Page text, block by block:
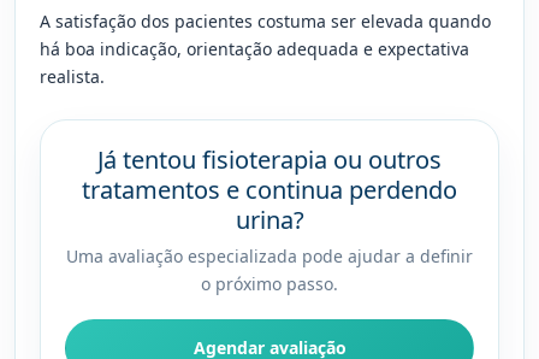
A satisfação dos pacientes costuma ser elevada quando
há boa indicação, orientação adequada e expectativa
realista.
Já tentou fisioterapia ou outros
tratamentos e continua perdendo
urina?
Uma avaliação especializada pode ajudar a definir
o próximo passo.
Agendar avaliação